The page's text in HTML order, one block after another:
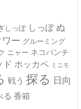
しっぽ しっぽ ぬ
ー グルーミング
ニャー ネコパンチ
ド ホッカペ ミニモ
戦う 探る 日向
る 香箱